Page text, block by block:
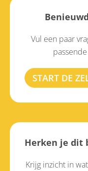
Vul een paar
START DE
Herken je dit
Krijg inzicht in